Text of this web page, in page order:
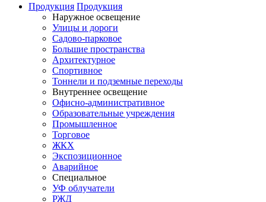
Продукция Продукция
Наружное освещение
Улицы и дороги
Садово-парковое
Большие пространства
Архитектурное
Спортивное
Тоннели и подземные переходы
Внутреннее освещение
Офисно-административное
Образовательные учреждения
Промышленное
Торговое
ЖКХ
Экспозиционное
Аварийное
Специальное
УФ облучатели
РЖД